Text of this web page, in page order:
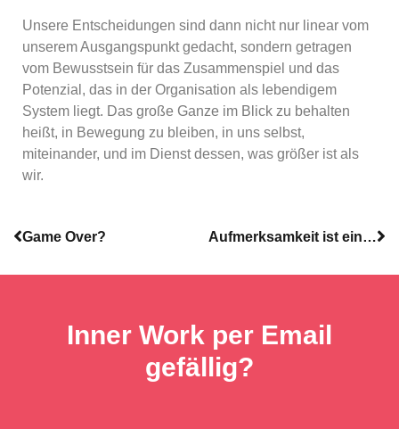
Unsere Entscheidungen sind dann nicht nur linear vom
unserem Ausgangspunkt gedacht, sondern getragen
vom Bewusstsein für das Zusammenspiel und das
Potenzial, das in der Organisation als lebendigem
System liegt. Das große Ganze im Blick zu behalten
heißt, in Bewegung zu bleiben, in uns selbst,
miteinander, und im Dienst dessen, was größer ist als
wir.
Game Over? Aufmerksamkeit ist eine moralische Handlung
Inner Work per Email
gefällig?